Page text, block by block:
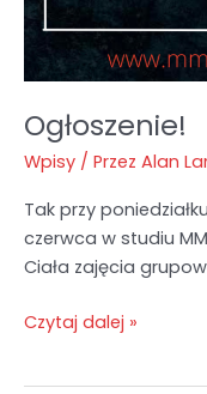
Ogłoszenie!
Wpisy / Przez Alan
Tak przy
czerwca w studiu
Ciała zajęcia
Czytaj dalej »